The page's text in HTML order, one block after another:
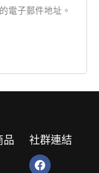
電子郵件地址。
品
社群連結
F
a
Y
o
L
i